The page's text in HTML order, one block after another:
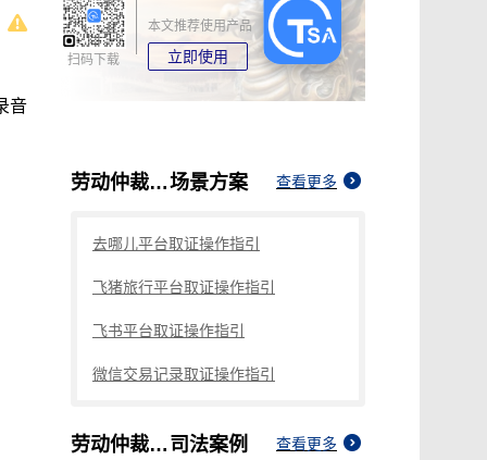
音
扫码下载
本文推荐使用产品
立即使用
劳动仲裁录音如何取证场景方案 查看更多
去哪儿平台取证操作指引
飞猪旅行平台取证操作指引
飞书平台取证操作指引
微信交易记录取证操作指引
劳动仲裁录音如何取证 司法案例 查看更多